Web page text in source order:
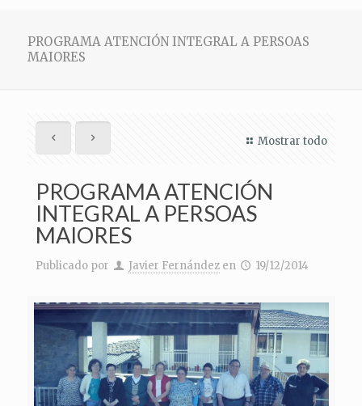
PROGRAMA ATENCIÓN INTEGRAL A PERSOAS
MAIORES
Mostrar todo
PROGRAMA ATENCIÓN
INTEGRAL A PERSOAS
MAIORES
Publicado por Javier Fernández en 19/12/2014